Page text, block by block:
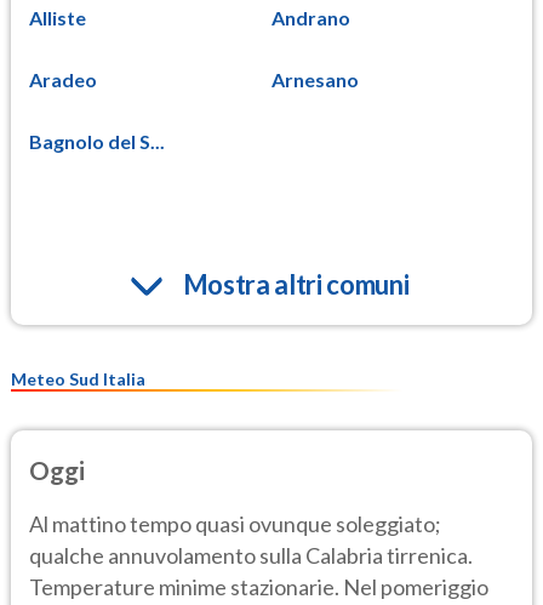
Alliste Andrano
Aradeo Arnesano
Bagnolo del S...
Mostra altri comuni
Meteo Sud Italia
Oggi
Al mattino tempo quasi ovunque soleggiato;
qualche annuvolamento sulla Calabria tirrenica.
Temperature minime stazionarie. Nel pomeriggio